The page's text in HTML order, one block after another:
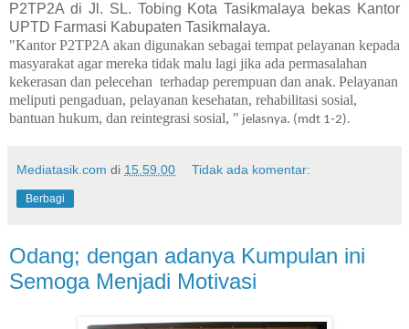
P2TP2A di Jl. SL. Tobing Kota Tasikmalaya bekas Kantor
UPTD Farmasi Kabupaten Tasikmalaya.
"Kantor P2TP2A akan digunakan sebagai tempat pelayanan kepada
masyarakat agar mereka tidak malu lagi jika ada permasalahan
kekerasan dan pelecehan terhadap perempuan dan anak. Pelayanan
meliputi pengaduan, pelayanan kesehatan, rehabilitasi sosial,
bantuan hukum, dan reintegrasi sosial, " jelasnya. (mdt 1-2).
Mediatasik.com di 15.59.00 Tidak ada komentar:
Berbagi
Odang; dengan adanya Kumpulan ini
Semoga Menjadi Motivasi